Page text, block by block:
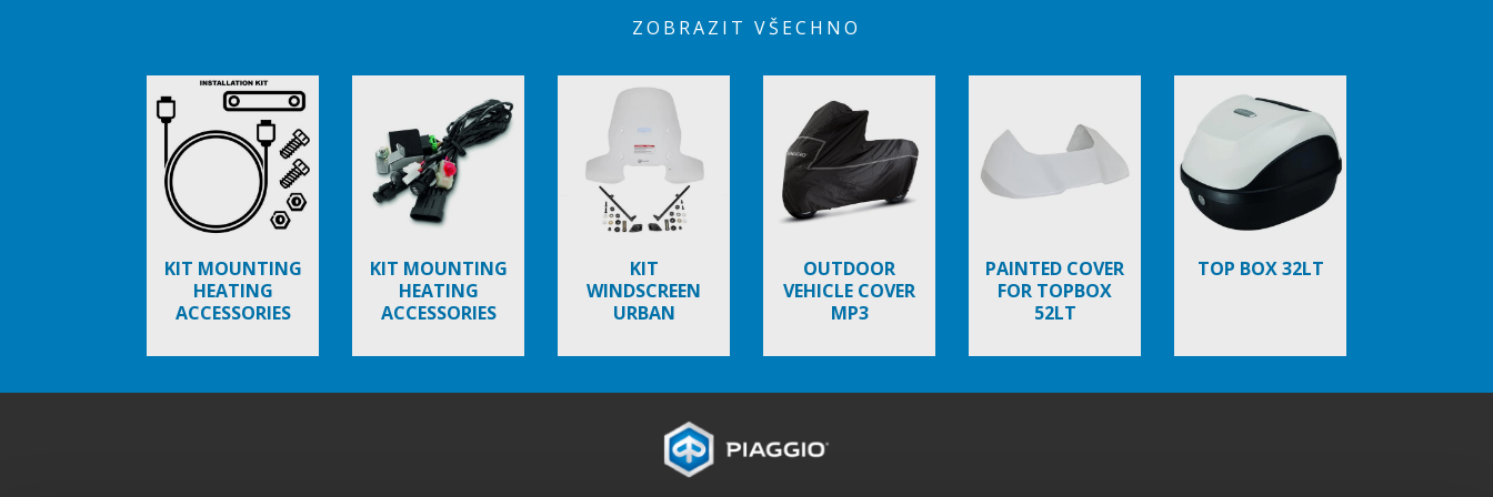
ZOBRAZIT VŠECHNO
KIT MOUNTING
HEATING
ACCESSORIES
KIT MOUNTING
HEATING
ACCESSORIES
KIT
WINDSCREEN
URBAN
OUTDOOR
VEHICLE COVER
MP3
PAINTED COVER
FOR TOPBOX
52LT
TOP BOX 32LT
Item